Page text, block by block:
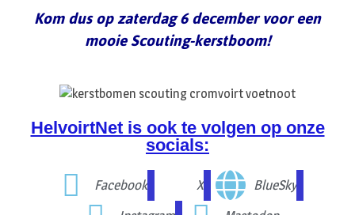
Kom dus op zaterdag 6 december voor een
mooie Scouting-kerstboom!
HelvoirtNet is ook te volgen op onze
socials:
Facebook X
BlueSky